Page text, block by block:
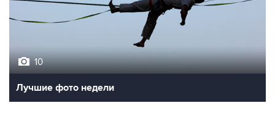
10
Лучшие фото недели